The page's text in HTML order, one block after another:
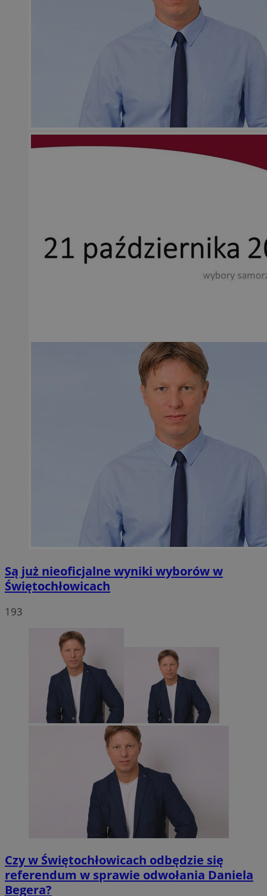
Są już nieoficjalne wyniki wyborów w
Świętochłowicach
193
Czy w Świętochłowicach odbędzie się
referendum w sprawie odwołania Daniela
Begera?